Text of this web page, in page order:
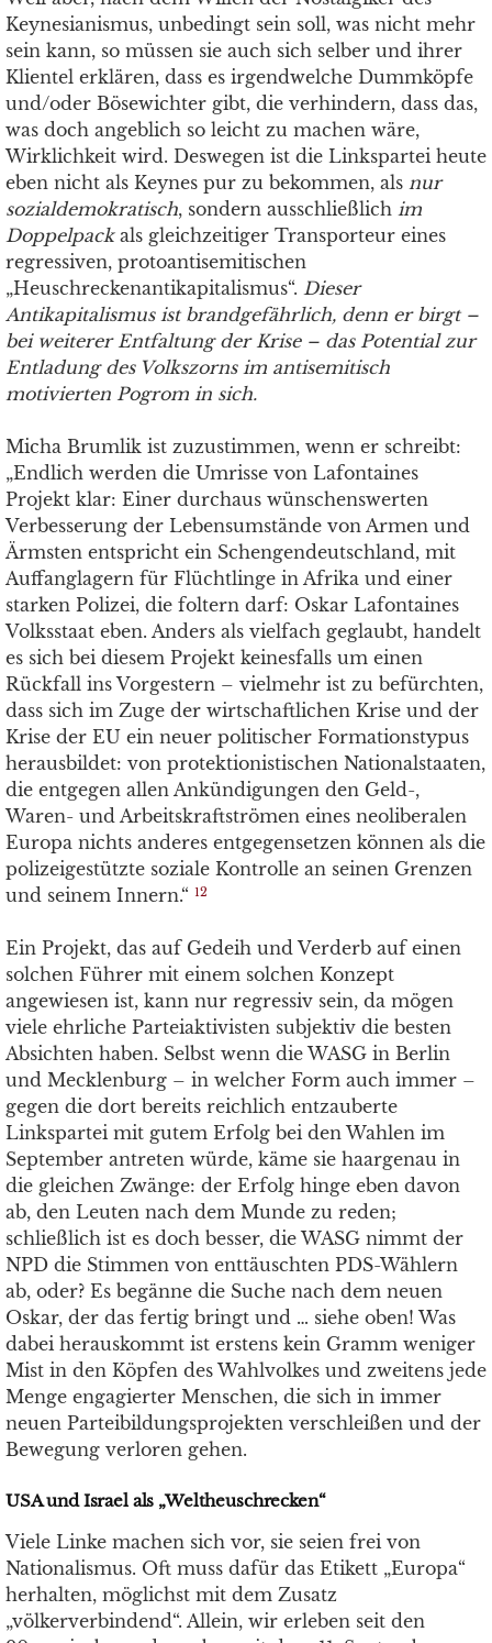
Keynesianismus, unbedingt sein soll, was nicht mehr
sein kann, so müssen sie auch sich selber und ihrer
Klientel erklären, dass es irgendwelche Dummköpfe
und/oder Bösewichter gibt, die verhindern, dass das,
was doch angeblich so leicht zu machen wäre,
Wirklichkeit wird. Deswegen ist die Linkspartei heute
eben nicht als Keynes pur zu bekommen, als nur
sozialdemokratisch, sondern ausschließlich im
Doppelpackals gleichzeitiger Transporteur eines
regressiven, protoantisemitischen
„Heuschreckenantikapitalismus“. Dieser
Antikapitalismus ist brandgefährlich, denn er birgt –
bei weiterer Entfaltung der Krise – das Potential zur
Entladung des Volkszorns im antisemitisch
motivierten Pogrom in sich.
Micha Brumlik ist zuzustimmen, wenn er schreibt:
„Endlich werden die Umrisse von Lafontaines
Projekt klar: Einer durchaus wünschenswerten
Verbesserung der Lebensumstände von Armen und
Ärmsten entspricht ein Schengendeutschland, mit
Auffanglagern für Flüchtlinge in Afrika und einer
starken Polizei, die foltern darf: Oskar Lafontaines
Volksstaat eben. Anders als vielfach geglaubt, handelt
es sich bei diesem Projekt keinesfalls um einen
Rückfall ins Vorgestern – vielmehr ist zu befürchten,
dass sich im Zuge der wirtschaftlichen Krise und der
Krise der EU ein neuer politischer Formationstypus
herausbildet: von protektionistischen Nationalstaaten,
die entgegen allen Ankündigungen den Geld-,
Waren- und Arbeitskraftströmen eines neoliberalen
Europa nichts anderes entgegensetzen können als die
polizeigestützte soziale Kontrolle an seinen Grenzen
und seinem Innern.“ 12
Ein Projekt, das auf Gedeih und Verderb auf einen
solchen Führer mit einem solchen Konzept
angewiesen ist, kann nur regressiv sein, da mögen
viele ehrliche Parteiaktivisten subjektiv die besten
Absichten haben. Selbst wenn die WASG in Berlin
und Mecklenburg – in welcher Form auch immer –
gegen die dort bereits reichlich entzauberte
Linkspartei mit gutem Erfolg bei den Wahlen im
September antreten würde, käme sie haargenau in
die gleichen Zwänge: der Erfolg hinge eben davon
ab, den Leuten nach dem Munde zu reden;
schließlich ist es doch besser, die WASG nimmt der
NPD die Stimmen von enttäuschten PDS-Wählern
ab, oder? Es begänne die Suche nach dem neuen
Oskar, der das fertig bringt und … siehe oben! Was
dabei herauskommt ist erstens kein Gramm weniger
Mist in den Köpfen des Wahlvolkes und zweitens jede
Menge engagierter Menschen, die sich in immer
neuen Parteibildungsprojekten verschleißen und der
Bewegung verloren gehen.
USA und Israel als „Weltheuschrecken“
Viele Linke machen sich vor, sie seien frei von
Nationalismus. Oft muss dafür das Etikett „Europa“
herhalten, möglichst mit dem Zusatz
„völkerverbindend“. Allein, wir erleben seit den